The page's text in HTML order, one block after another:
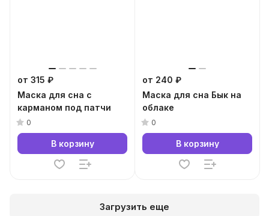
от 315 ₽
Маска для сна с
карманом под патчи
0
В корзину
от 240 ₽
Маска для сна Бык на
облаке
0
В корзину
Загрузить еще